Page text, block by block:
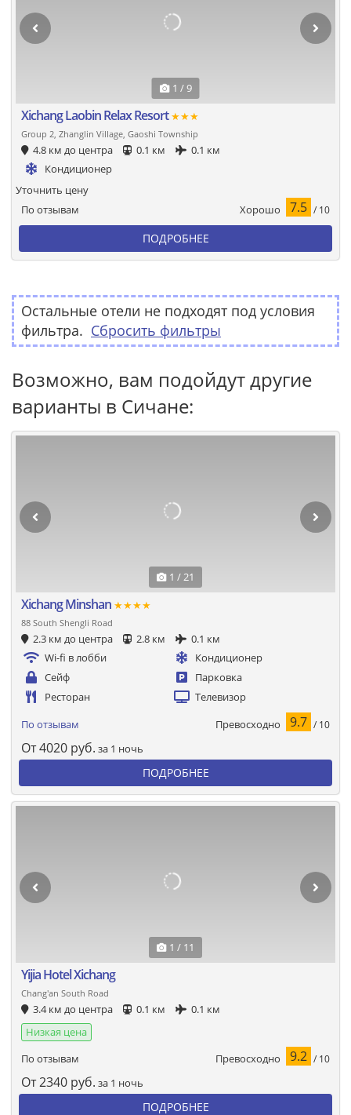
1 / 9
Xichang Laobin Relax Resort★★★
Group 2, Zhanglin Village, Gaoshi Township
4.8 км до центра 0.1 км
0.1 км
Кондиционер
По отзывам Хорошо 7.5 / 10
Уточнить цену
ПОДРОБНЕЕ
Остальные отели не подходят под условия
фильтра. Сбросить фильтры
Возможно, вам подойдут другие
варианты в Сичане:
1 / 21
Xichang Minshan ★★★★
88 South Shengli Road
2.3 км до центра 2.8 км
0.1 км
Wi-fi в лобби
Кондиционер
Сейф
Парковка
Ресторан
Телевизор
По отзывам Превосходно 9.7 / 10
От4020 руб. за 1 ночь
ПОДРОБНЕЕ
1 / 11
Yijia Hotel Xichang
Chang'an South Road
3.4 км до центра 0.1 км
0.1 км
Низкая цена
По отзывам
Превосходно 9.2 / 10
От2340 руб. за 1 ночь
ПОДРОБНЕЕ